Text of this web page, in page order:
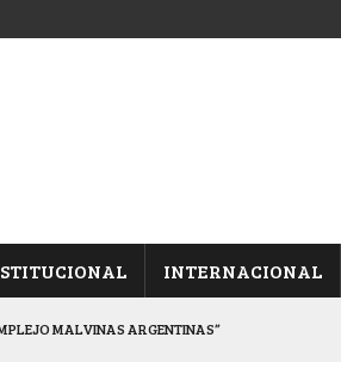
INTERNACIONAL
MALVINAS ARGENTINAS”